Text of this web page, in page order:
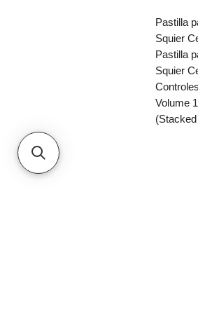
Pastilla
Squier
Pastilla
Squier
Controles
Volume